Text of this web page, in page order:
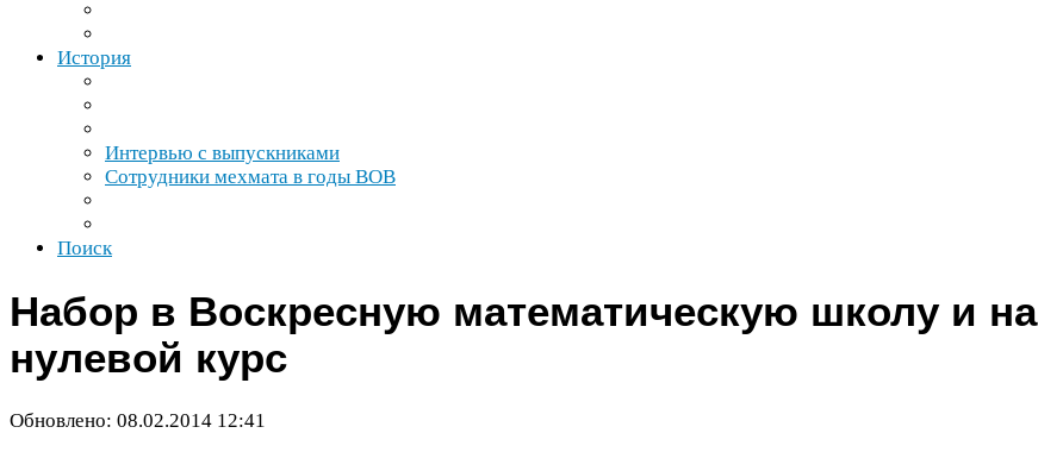
История
Интервью с выпускниками
Сотрудники мехмата в годы ВОВ
Поиск
Набор в Воскресную математическую школу и на
нулевой курс
Обновлено: 08.02.2014 12:41